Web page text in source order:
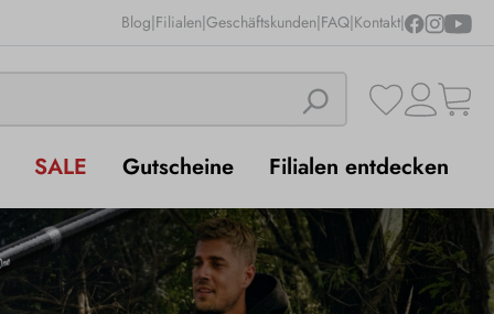
Blog|Filialen|Geschäftskunden|FAQ|Kontakt|
SALE Gutscheine Filialen entdecken